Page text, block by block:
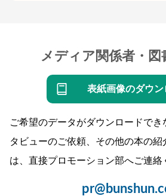
メディア関係者・図
表紙画像のダウン
ご希望のデータがダウンロードで
タビューのご依頼、その他の本の
は、直接プロモーション部へご連絡